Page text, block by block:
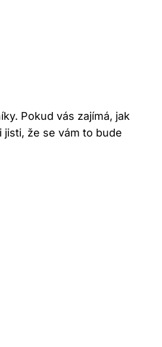
Pokud vás ⁤zajímá, jak
že ‌se vám to bude